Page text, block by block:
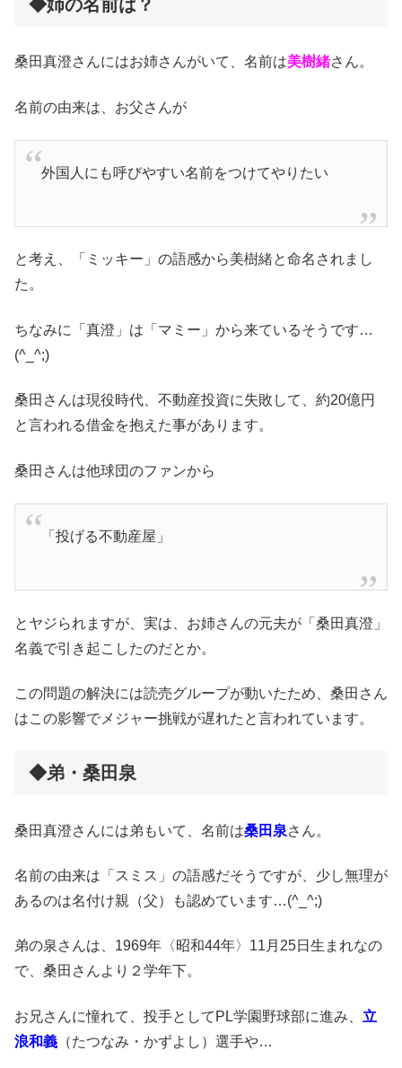
◆姉の名前は？
桑田真澄さんにはお姉さんがいて、名前は美樹緒さん。
名前の由来は、お父さんが
外国人にも呼びやすい名前をつけてやりたい
と考え、「ミッキー」の語感から美樹緒と命名されまし
た。
ちなみに「真澄」は「マミー」から来ているそうです…
(^_^;)
桑田さんは現役時代、不動産投資に失敗して、約20億円
と言われる借金を抱えた事があります。
桑田さんは他球団のファンから
「投げる不動産屋」
とヤジられますが、実は、お姉さんの元夫が「桑田真澄」
名義で引き起こしたのだとか。
この問題の解決には読売グループが動いたため、桑田さん
はこの影響でメジャー挑戦が遅れたと言われています。
◆弟・桑田泉
桑田真澄さんには弟もいて、名前は桑田泉さん。
名前の由来は「スミス」の語感だそうですが、少し無理が
あるのは名付け親（父）も認めています…(^_^;)
弟の泉さんは、1969年〈昭和44年〉11月25日生まれなの
で、桑田さんより２学年下。
お兄さんに憧れて、投手としてPL学園野球部に進み、 立
浪和義 （たつなみ・かずよし）選手や…